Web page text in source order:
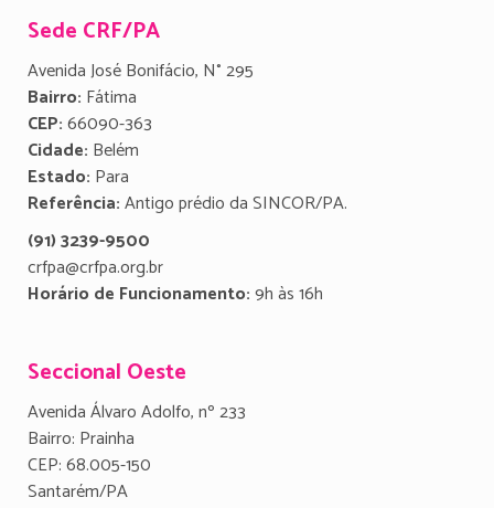
Sede CRF/PA
Avenida José Bonifácio, N° 295
Bairro: Fátima
CEP:66090-363
Cidade: Belém
Estado: Para
Referência:Antigo prédio da SINCOR/PA.
(91) 3239-9500
crfpa@crfpa.org.br
Horário de Funcionamento:9h às 16h
Seccional Oeste
Avenida Álvaro Adolfo, nº 233
Bairro: Prainha
CEP: 68.005-150
Santarém/PA